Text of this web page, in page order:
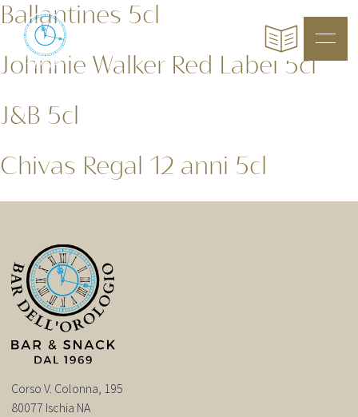
Ballantines 5cl
Johnnie Walker Red Label 5cl
J&B 5cl
Chivas Regal 12 anni 5cl
Corso V. Colonna, 195
80077 Ischia NA